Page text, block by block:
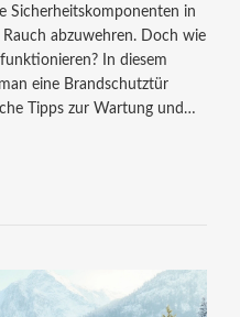
Sicherheitskomponenten in
abzuwehren. Doch wie
In diesem
eine Brandschutztür
Tipps zur Wartung und